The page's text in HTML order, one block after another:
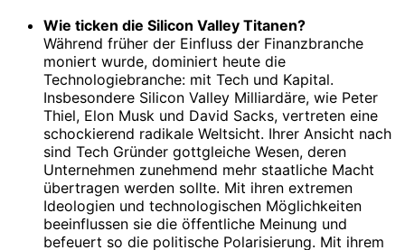
Wie ticken die Silicon Valley Titanen?
Während früher der Einfluss der Finanzbranche
moniert wurde, dominiert heute die
Technologiebranche: mit Tech und Kapital.
Insbesondere Silicon Valley Milliardäre, wie Peter
Thiel, Elon Musk und David Sacks, vertreten eine
schockierend radikale Weltsicht. Ihrer Ansicht nach
sind Tech Gründer gottgleiche Wesen, deren
Unternehmen zunehmend mehr staatliche Macht
übertragen werden sollte. Mit ihren extremen
Ideologien und technologischen Möglichkeiten
beeinflussen sie die öffentliche Meinung und
befeuert so die politische Polarisierung. Mit ihrem